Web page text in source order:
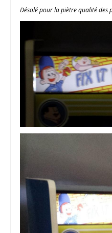
Désolé pour la piètre qualité des